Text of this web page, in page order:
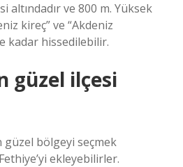
altındadır ve 800 m. Yüksek
kireç” ve “Akdeniz
kadar hissedilebilir.
güzel ilçesi
güzel bölgeyi seçmek
ekleyebilirler.